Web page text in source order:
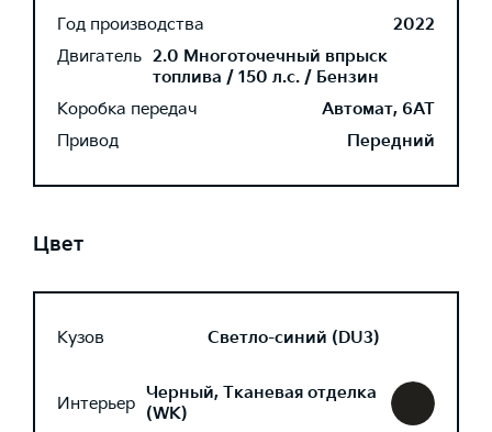
Год производства
2022
Двигатель 2.0 Многоточечный впрыск
топлива / 150 л.с. / Бензин
Коробка передач
Автомат, 6AT
Привод
Передний
Цвет
Кузов Светло-синий (DU3)
Интерьер Черный, Тканевая отделка
(WK)